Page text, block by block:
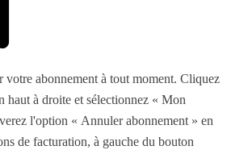
votre abonnement à tout moment. Cliquez
haut à droite et sélectionnez « Mon
l'option « Annuler abonnement » en
de facturation, à gauche du bouton